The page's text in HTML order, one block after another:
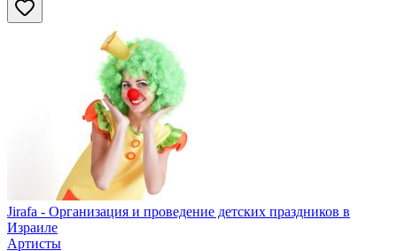
Jirafa - Организация и проведение детских праздников в
Израиле
Артисты